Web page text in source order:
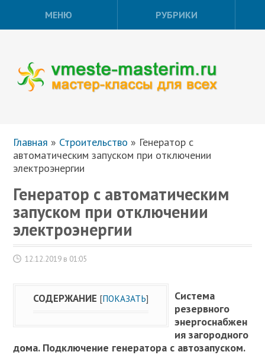
МЕНЮ РУБРИКИ
Главная » Строительство » Генератор с
автоматическим запуском при отключении
электроэнергии
Генератор с автоматическим
запуском при отключении
электроэнергии
12.12.2019 в 01:05
СОДЕРЖАНИЕ [ПОКАЗАТЬ]
Система
резервного
энергоснабжен
ия загородного
дома. Подключение генератора с автозапуском.